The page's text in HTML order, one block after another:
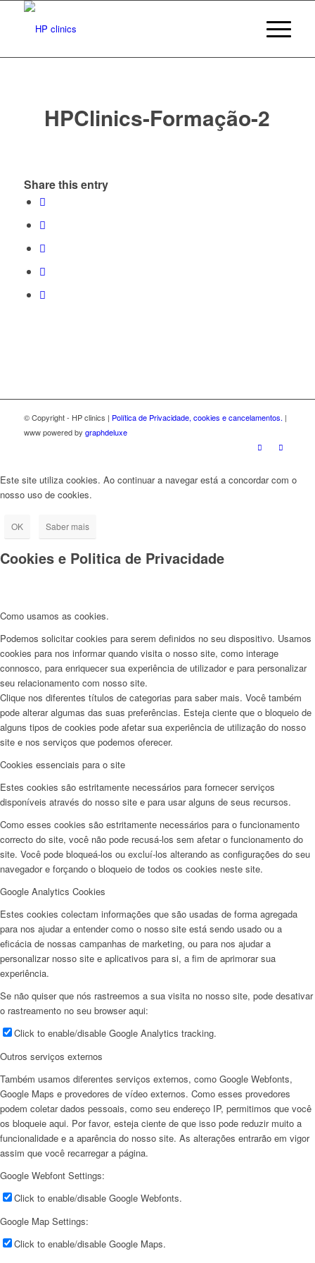
HPClinics-Formação-2
Share this entry
© Copyright - HP clinics | Política de Privacidade, cookies e cancelamentos. |
www powered by graphdeluxe
Este site utiliza cookies. Ao continuar a navegar está a concordar com o
nosso uso de cookies.
OK Saber mais
Cookies e Politica de Privacidade
Como usamos as cookies.
Podemos solicitar cookies para serem definidos no seu dispositivo. Usamos
cookies para nos informar quando visita o nosso site, como interage
connosco, para enriquecer sua experiência de utilizador e para personalizar
seu relacionamento com nosso site.
Clique nos diferentes títulos de categorias para saber mais. Você também
pode alterar algumas das suas preferências. Esteja ciente que o bloqueio de
alguns tipos de cookies pode afetar sua experiência de utilização do nosso
site e nos serviços que podemos oferecer.
Cookies essenciais para o site
Estes cookies são estritamente necessários para fornecer serviços
disponíveis através do nosso site e para usar alguns de seus recursos.
Como esses cookies são estritamente necessários para o funcionamento
correcto do site, você não pode recusá-los sem afetar o funcionamento do
site. Você pode bloqueá-los ou excluí-los alterando as configurações do seu
navegador e forçando o bloqueio de todos os cookies neste site.
Google Analytics Cookies
Estes cookies colectam informações que são usadas de forma agregada
para nos ajudar a entender como o nosso site está sendo usado ou a
eficácia de nossas campanhas de marketing, ou para nos ajudar a
personalizar nosso site e aplicativos para si, a fim de aprimorar sua
experiência.
Se não quiser que nós rastreemos a sua visita no nosso site, pode desativar
o rastreamento no seu browser aqui:
Click to enable/disable Google Analytics tracking.
Outros serviços externos
Também usamos diferentes serviços externos, como Google Webfonts,
Google Maps e provedores de vídeo externos. Como esses provedores
podem coletar dados pessoais, como seu endereço IP, permitimos que você
os bloqueie aqui. Por favor, esteja ciente de que isso pode reduzir muito a
funcionalidade e a aparência do nosso site. As alterações entrarão em vigor
assim que você recarregar a página.
Google Webfont Settings:
Click to enable/disable Google Webfonts.
Google Map Settings:
Click to enable/disable Google Maps.